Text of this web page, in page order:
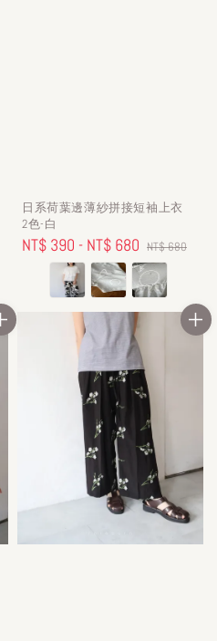
日系荷葉邊薄紗拼接短袖上衣
2色-白
Sale
price
NT$ 390 - NT$ 680 Regular
price
NT$ 680